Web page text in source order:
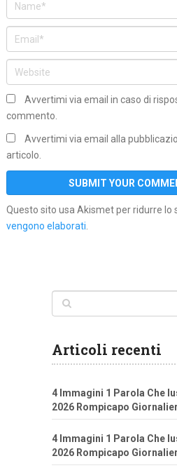
Avvertimi via email in caso di
commento.
Avvertimi via email alla
articolo.
Questo sito usa Akismet per ridurre lo
vengono elaborati.
Articoli recenti
4 Immagini 1 Parola Che
2026 Rompicapo
4 Immagini 1 Parola Che
2026 Rompicapo